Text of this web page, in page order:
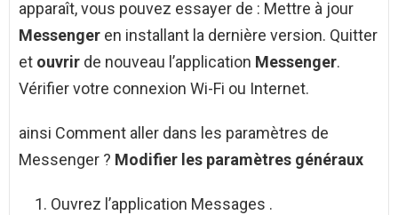
apparaît, vous pouvez essayer de : Mettre à jour
Messenger en installant la dernière version. Quitter
et ouvrir de nouveau l’application Messenger.
Vérifier votre connexion Wi-Fi ou Internet.
ainsi Comment aller dans les paramètres de
Messenger ? Modifier les paramètres généraux
Ouvrez l’application Messages .